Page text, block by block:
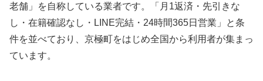
老舗」を自称している業者です。「月1返済・先引きな
し・在籍確認なし・LINE完結・24時間365日営業」と条
件を並べており、京極町をはじめ全国から利用者が集まっ
ています。